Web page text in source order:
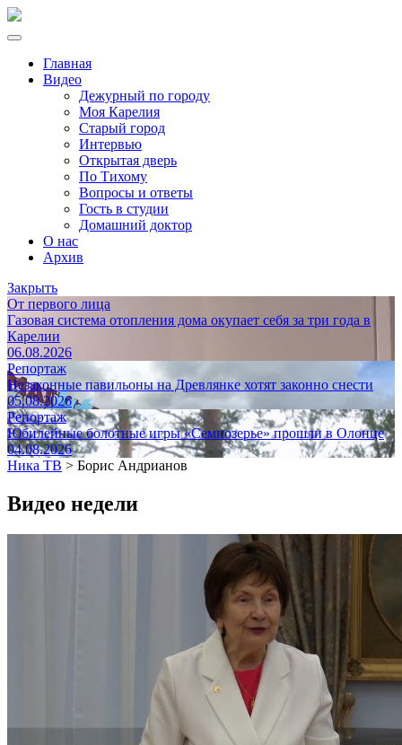
Главная
Видео
Дежурный по городу
Моя Карелия
Старый город
Интервью
Открытая дверь
По Тихому
Вопросы и ответы
Гость в студии
Домашний доктор
О нас
Архив
Закрыть
От первого лица
Газовая система отопления дома окупает себя за три года в
Карелии
06.08.2026
Репортаж
Незаконные павильоны на Древлянке хотят законно снести
05.08.2026
Репортаж
Юбилейные болотные игры «Семиозерье» прошли в Олонце
04.08.2026
Ника ТВ > Борис Андрианов
Видео недели